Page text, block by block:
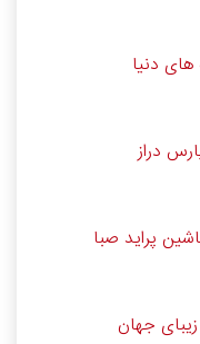
دنیا
دراز
پراید صبا
جهان